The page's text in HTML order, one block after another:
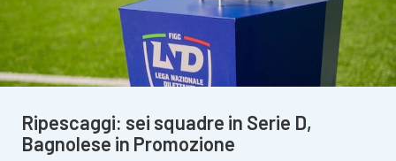
Ripescaggi: sei squadre in Serie D,
Bagnolese in Promozione